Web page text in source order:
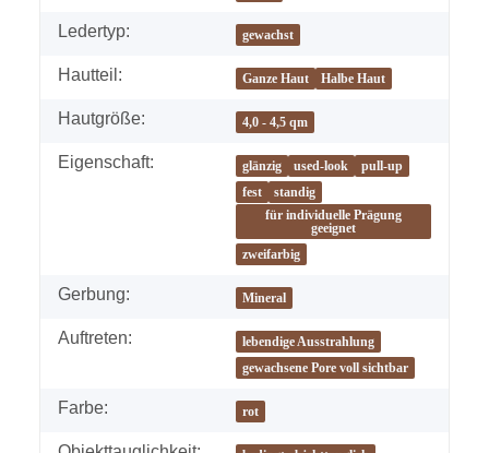
Ledertyp: gewachst
Hautteil: Ganze Haut Halbe Haut
Hautgröße: 4,0 - 4,5 qm
Eigenschaft: glänzig used-look
pull-up
fest
standig
für individuelle Prägung
geeignet
zweifarbig
Gerbung: Mineral
Auftreten:
lebendige Ausstrahlung
gewachsene Pore voll sichtbar
Farbe: rot